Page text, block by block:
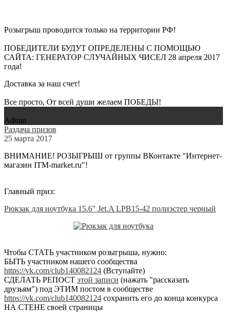
Розыгрыш проводится только на территории РФ!
ПОБЕДИТЕЛИ БУДУТ ОПРЕДЕЛЕНЫ С ПОМОЩЬЮ
САЙТА: ГЕНЕРАТОР СЛУЧАЙНЫХ ЧИСЕЛ 28 апреля 2017
года!
Доставка за наш счет!
Все просто, От всей души желаем ПОБЕДЫ!
Admin
Раздача призов
25 марта 2017
ВНИМАНИЕ! РОЗЫГРЫШ от группы ВКонтакте "Интернет-
магазин ITM-market.ru"!
Главный приз:
Рюкзак для ноутбука 15.6" Jet.A LPB15-42 полиэстер черный
Чтобы СТАТЬ участником розыгрыша, нужно:
БЫТЬ участником нашего сообщества
https://vk.com/club140082124 (Вступайте)
СДЕЛАТЬ РЕПОСТ этой записи (нажать "рассказать
друзьям") под ЭТИМ постом в сообществе
https://vk.com/club140082124 сохранить его до конца конкурса
НА СТЕНЕ своей страницы